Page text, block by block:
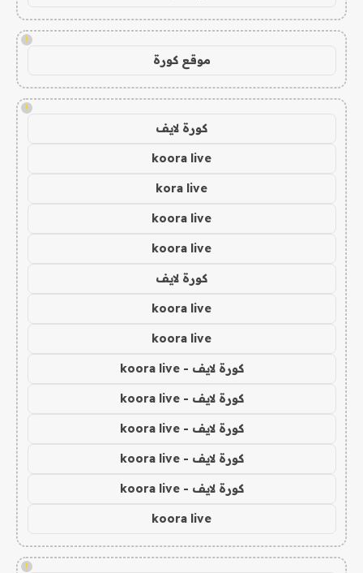
!
موقع كورة
!
كورة لايف
koora live
kora live
koora live
koora live
كورة لايف
koora live
koora live
كورة لايف - koora live
كورة لايف - koora live
كورة لايف - koora live
كورة لايف - koora live
كورة لايف - koora live
koora live
!